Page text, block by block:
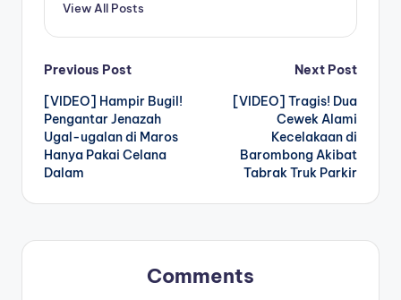
View All Posts
Post
navigation
Previous Post
[VIDEO] Hampir Bugil!
Pengantar Jenazah
Ugal-ugalan di Maros
Hanya Pakai Celana
Dalam
Next Post
[VIDEO] Tragis! Dua
Cewek Alami
Kecelakaan di
Barombong Akibat
Tabrak Truk Parkir
Comments